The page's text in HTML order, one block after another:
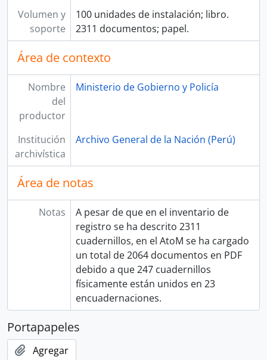
Volumen y
soporte
100 unidades de instalación; libro.
2311 documentos; papel.
Área de contexto
Nombre
del
productor
Ministerio de Gobierno y Policía
Institución
archivística
Archivo General de la Nación (Perú)
Área de notas
Notas
A pesar de que en el inventario de
registro se ha descrito 2311
cuadernillos, en el AtoM se ha cargado
un total de 2064 documentos en PDF
debido a que 247 cuadernillos
físicamente están unidos en 23
encuadernaciones.
Portapapeles
Agregar